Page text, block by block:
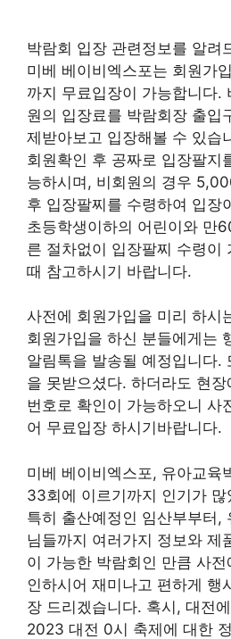
박람회 입장 관련정보를 알려
미베 베이비엑스포는 회원가
까지 무료입장이 가능합니다
원의 입장료를 박람회장 출입
제받아보고 입장해볼 수 있습
회원확인 후 공짜로 입장팔지
능하시며, 비회원의 경우
후 입장팔찌를 수령하여 입장
초등학생이하의 어린이와 만
른 절차없이 입장팔찌 수령이
때 참고하시기 바랍니다.
사전에 회원가입을 미리 하시
회원가입을 하신 분들에게는
알림톡을 발송될 예정입니다.
을 못받으셨다. 하더라도 현
번호로 확인이 가능하오니 사
어 무료입장 하시기바랍니다.
미베 베이비엑스포, 유아교육
33회에 이르기까지 인기가
특히 출산예정인 임산부부터,
님들까지 여러가지 정보와 제
이 가능한 박람회인 만큼 사
인하시어 재미나고 편하게 행
장 드리겠습니다. 혹시, 대전
2023 대전 0시 축제에 대한